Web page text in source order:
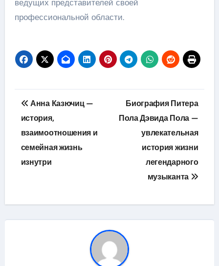
ведущих представителей своей
профессиональной области.
Навигация
по
записям
Анна Казючиц —
история,
взаимоотношения и
семейная жизнь
изнутри
Биография Питера
Пола Дэвида Пола —
увлекательная
история жизни
легендарного
музыканта